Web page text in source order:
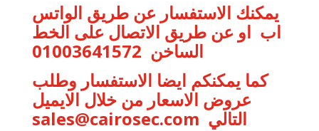
يمكنك الاستفسار عن طريق الواتس
اب او عن طريق الاتصال على الخط
الساخن 01003641572
كما يمكنكم ايضا الاستفسار وطلب
عروض الاسعار من خلال الايميل
التالي sales@cairosec.com